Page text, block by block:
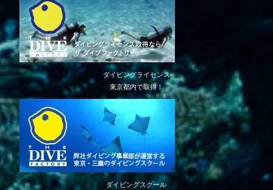
ダイビングライセンス
東京都内で取得！
ダイビングスクール